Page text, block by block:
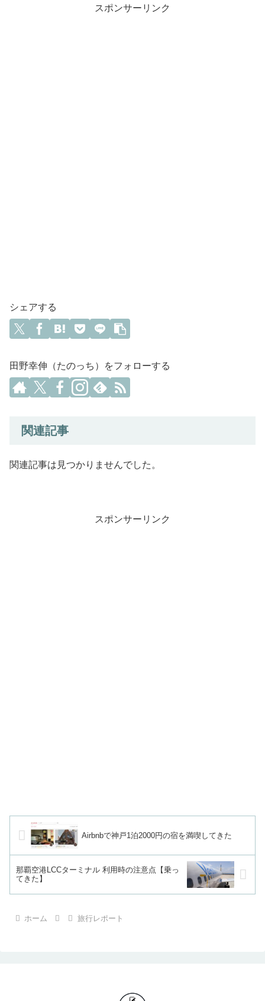
スポンサーリンク
シェアする
田野幸伸（たのっち）をフォローする
関連記事
関連記事は見つかりませんでした。
スポンサーリンク
Airbnbで神戸1泊2000円の宿を満喫してきた
那覇空港LCCターミナル 利用時の注意点【乗っ
てきた】
ホーム 旅行レポート